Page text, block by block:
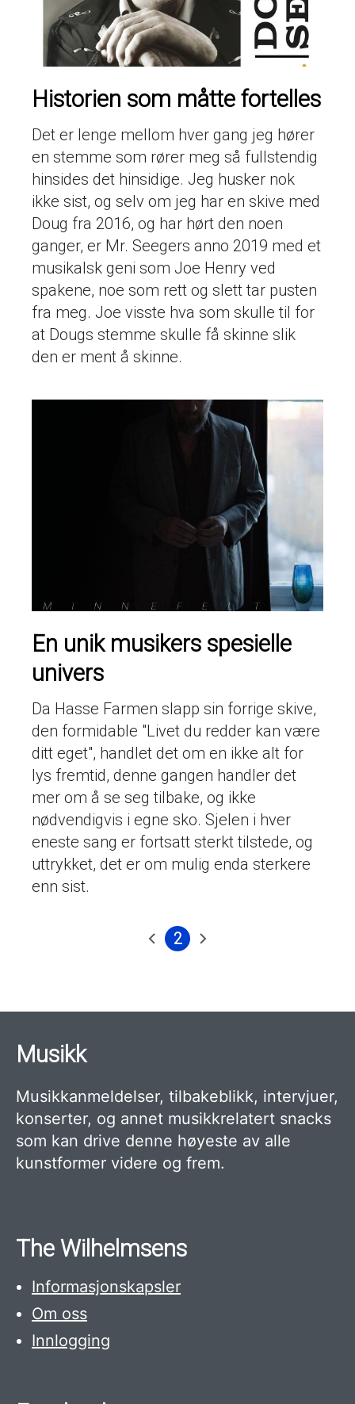
Historien som måtte fortelles
Det er lenge mellom hver gang jeg hører
en stemme som rører meg så fullstendig
hinsides det hinsidige. Jeg husker nok
ikke sist, og selv om jeg har en skive med
Doug fra 2016, og har hørt den noen
ganger, er Mr. Seegers anno 2019 med et
musikalsk geni som Joe Henry ved
spakene, noe som rett og slett tar pusten
fra meg. Joe visste hva som skulle til for
at Dougs stemme skulle få skinne slik
den er ment å skinne.
En unik musikers spesielle
univers
Da Hasse Farmen slapp sin forrige skive,
den formidable "Livet du redder kan være
ditt eget", handlet det om en ikke alt for
lys fremtid, denne gangen handler det
mer om å se seg tilbake, og ikke
nødvendigvis i egne sko. Sjelen i hver
eneste sang er fortsatt sterkt tilstede, og
uttrykket, det er om mulig enda sterkere
enn sist.
ForrigeNåværende
2
Neste
Musikk
Musikkanmeldelser, tilbakeblikk, intervjuer,
konserter, og annet musikkrelatert snacks
som kan drive denne høyeste av alle
kunstformer videre og frem.
The Wilhelmsens
Informasjonskapsler
Om oss
Innlogging